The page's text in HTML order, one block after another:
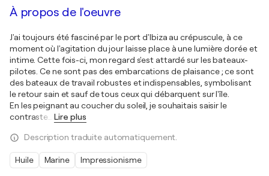
À propos de l'oeuvre
J'ai toujours été fasciné par le port d'Ibiza au crépuscule, à ce
moment où l'agitation du jour laisse place à une lumière dorée et
intime. Cette fois-ci, mon regard s'est attardé sur les bateaux-
pilotes. Ce ne sont pas des embarcations de plaisance ; ce sont
des bateaux de travail robustes et indispensables, symbolisant
le retour sain et sauf de tous ceux qui débarquent sur l'île.
En les peignant au coucher du soleil, je souhaitais saisir le
contraste
Lire plus
Description traduite automatiquement.
Huile Marine Impressionisme